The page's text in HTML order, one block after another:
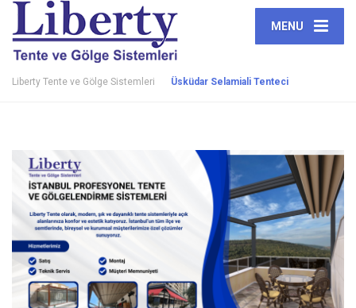
MENU
Liberty Tente ve Gölge Sistemleri Üsküdar Selamiali Tenteci